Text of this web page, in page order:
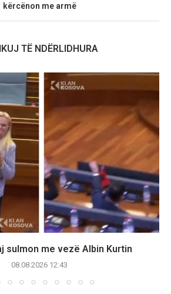
kërcënon me armë
TË NDËRLIDHURA
sulmon me vezë Albin Kurtin
08.08.2026 12:43